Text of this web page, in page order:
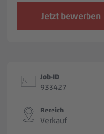
Jetzt bewerben
Job-ID
933427
Bereich
Verkauf